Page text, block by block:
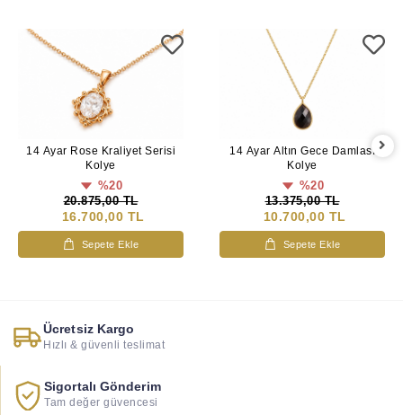
14 Ayar Rose Kraliyet Serisi
Kolye
%20
20.875,00 TL
16.700,00 TL
Sepete Ekle
14 Ayar Altın Gece Damlası
Kolye
%20
13.375,00 TL
10.700,00 TL
Sepete Ekle
Ücretsiz Kargo
Hızlı & güvenli teslimat
Sigortalı Gönderim
Tam değer güvencesi